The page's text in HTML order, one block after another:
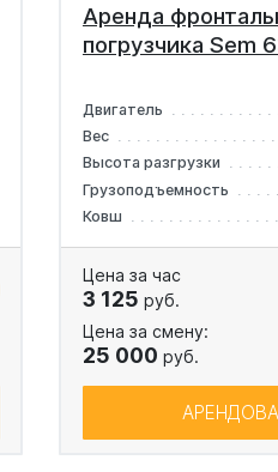
Аренда
погрузчика Sem
Двигатель
Вес
Высота разгрузки
Грузоподъемность
Ковш
Цена за час
3 125 руб.
Цена за смену:
25 000 руб.